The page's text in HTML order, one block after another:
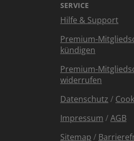
SERVICE
Hilfe & Support
Premium-
kündigen
Premium-
widerrufen
Datenschutz /
Impressum /AGB
Sitemap /